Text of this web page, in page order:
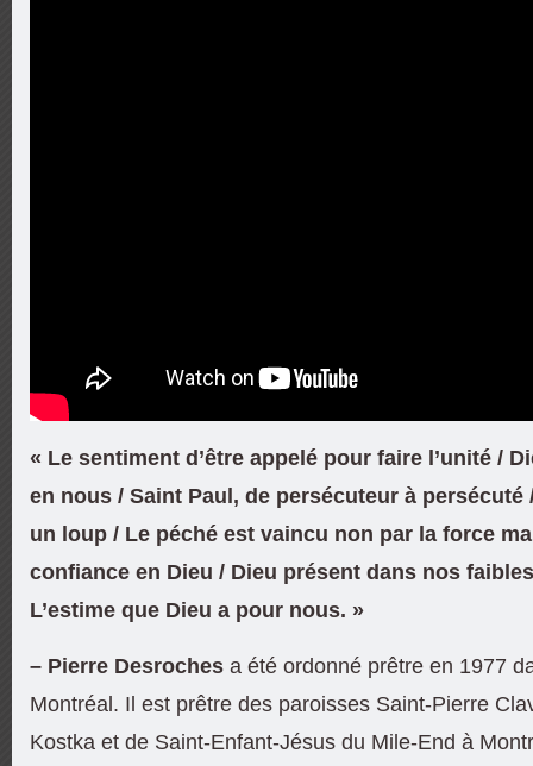
« Le sentiment d’être appelé pour faire l’unité /
en nous / Saint Paul, de persécuteur à persécuté
un loup / Le péché est vaincu non par la force
confiance en Dieu / Dieu présent dans nos
L’estime que Dieu a pour nous. »
– Pierre Desroches a été ordonné prêtre en 1977
Montréal. Il est prêtre des paroisses Saint-Pierre
Kostka et de Saint-Enfant-Jésus du Mile-End à